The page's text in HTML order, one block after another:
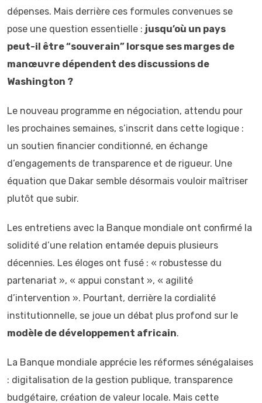
dépenses. Mais derrière ces formules convenues se
pose une question essentielle : jusqu’où un pays
peut-il être “souverain” lorsque ses marges de
manœuvre dépendent des discussions de
Washington ?
Le nouveau programme en négociation, attendu pour
les prochaines semaines, s’inscrit dans cette logique :
un soutien financier conditionné, en échange
d’engagements de transparence et de rigueur. Une
équation que Dakar semble désormais vouloir maîtriser
plutôt que subir.
Les entretiens avec la Banque mondiale ont confirmé la
solidité d’une relation entamée depuis plusieurs
décennies. Les éloges ont fusé : « robustesse du
partenariat », « appui constant », « agilité
d’intervention ». Pourtant, derrière la cordialité
institutionnelle, se joue un débat plus profond sur le
modèle de développement africain.
La Banque mondiale apprécie les réformes sénégalaises
: digitalisation de la gestion publique, transparence
budgétaire, création de valeur locale. Mais cette